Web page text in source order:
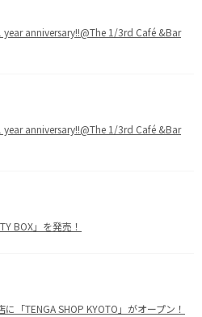
year anniversary!!@The 1/3rd Café &Bar
year anniversary!!@The 1/3rd Café &Bar
BOX」を発売！
「TENGA SHOP KYOTO」がオープン！